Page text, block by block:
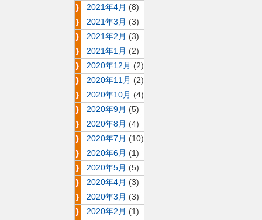
2021年4月 (8)
2021年3月 (3)
2021年2月 (3)
2021年1月 (2)
2020年12月 (2)
2020年11月 (2)
2020年10月 (4)
2020年9月 (5)
2020年8月 (4)
2020年7月 (10)
2020年6月 (1)
2020年5月 (5)
2020年4月 (3)
2020年3月 (3)
2020年2月 (1)